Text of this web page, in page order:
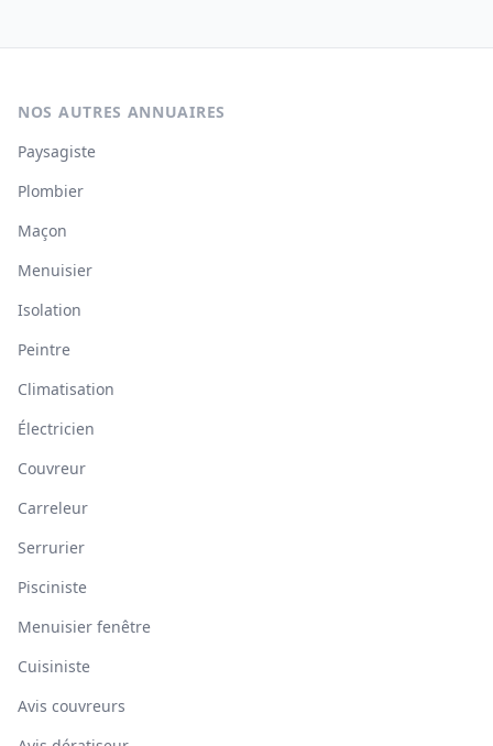
NOS AUTRES ANNUAIRES
Paysagiste
Plombier
Maçon
Menuisier
Isolation
Peintre
Climatisation
Électricien
Couvreur
Carreleur
Serrurier
Pisciniste
Menuisier fenêtre
Cuisiniste
Avis couvreurs